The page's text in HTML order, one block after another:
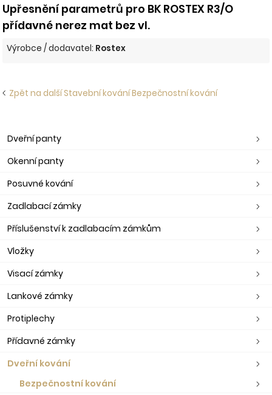
Upřesnění parametrů pro BK ROSTEX R3/O
přídavné nerez mat bez vl.
Výrobce / dodavatel: Rostex
Zpět na další Stavební kování Bezpečnostní kování
Dveřní panty
Okenní panty
Posuvné kování
Zadlabací zámky
Příslušenství k zadlabacím zámkům
Vložky
Visací zámky
Lankové zámky
Protiplechy
Přídavné zámky
Dveřní kování
Bezpečnostní kování